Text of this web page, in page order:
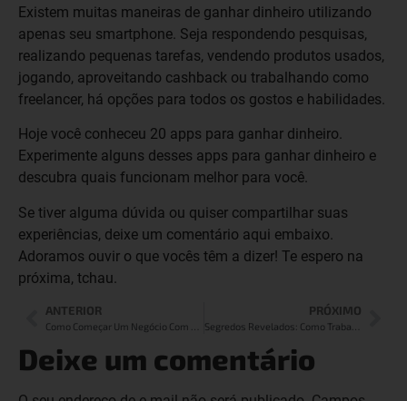
Existem muitas maneiras de ganhar dinheiro utilizando
apenas seu smartphone. Seja respondendo pesquisas,
realizando pequenas tarefas, vendendo produtos usados,
jogando, aproveitando cashback ou trabalhando como
freelancer, há opções para todos os gostos e habilidades.
Hoje você conheceu 20 apps para ganhar dinheiro.
Experimente alguns desses apps para ganhar dinheiro e
descubra quais funcionam melhor para você.
Se tiver alguma dúvida ou quiser compartilhar suas
experiências, deixe um comentário aqui embaixo.
Adoramos ouvir o que vocês têm a dizer! Te espero na
próxima, tchau.
ANTERIOR PRÓXIMO
Deixe um comentário